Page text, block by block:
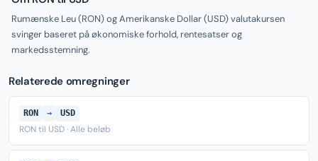
Rumænske Leu (RON) og Amerikanske Dollar (USD) valutakursen
svinger baseret på økonomiske forhold, rentesatser og
markedsstemning.
Relaterede omregninger
RON → USD
RON til USD · Alle beløb